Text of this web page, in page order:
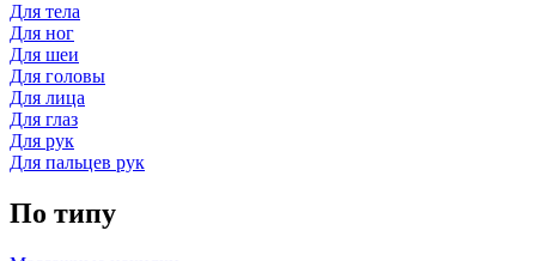
Для тела
Для ног
Для шеи
Для головы
Для лица
Для глаз
Для рук
Для пальцев рук
По типу